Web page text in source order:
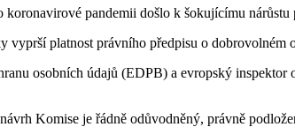
koronavirové pandemii došlo k šokujícímu
vyprší platnost právního předpisu o dobrovolném
osobních údajů (EDPB) a evropský
Komise je řádně odůvodněný, právně